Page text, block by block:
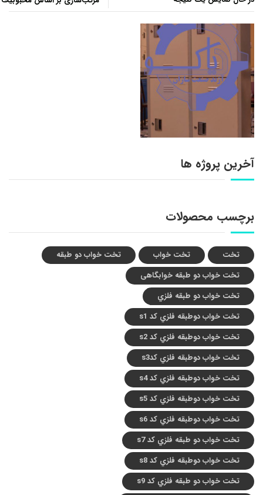
آخرین پروژه ها
برچسب محصولات
تخت تخت خواب
تخت خواب دو طبقه
تخت خواب دو طبقه خوابگاهی
تخت خواب دو طبقه فلزي
تخت خواب دوطبقه فلزي کد s1
تخت خواب دوطبقه فلزي کد s2
تخت خواب دوطبقه فلزي کدs3
تخت خواب دوطبقه فلزي کد s4
تخت خواب دوطبقه فلزي کد s5
تخت خواب دوطبقه فلزي کد s6
تخت خواب دو طبقه فلزي کد s7
تخت خواب دوطبقه فلزي کد s8
تخت خواب دو طبقه فلزي کد s9